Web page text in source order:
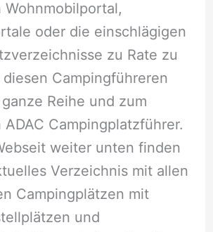
oder die einschlägigen
zu Rate zu
Campingführeren
Reihe und zum
Campingplatzführer.
weiter unten finden
Verzeichnis mit allen
Campingplätzen mit
und